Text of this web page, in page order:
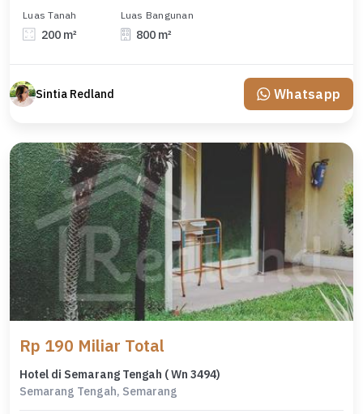
Luas Tanah
200 m²
Luas Bangunan
800 m²
Sintia Redland Whatsapp
Rp 190 Miliar Total
Hotel di Semarang Tengah ( Wn 3494)
Semarang Tengah, Semarang